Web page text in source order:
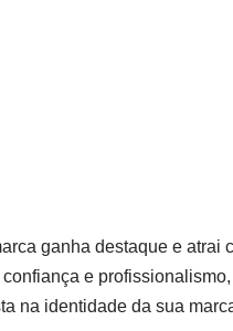
ganha destaque e atrai
e
na identidade da sua